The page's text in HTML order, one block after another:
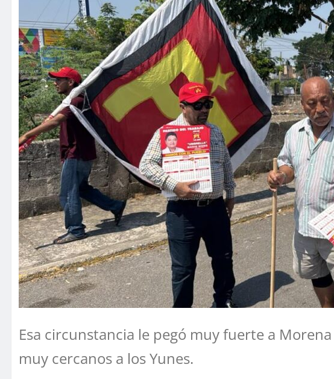
Esa circunstancia le pegó muy fuerte a
muy cercanos a los Yunes.